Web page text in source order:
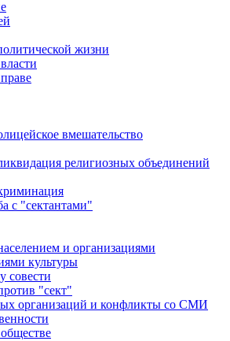
жизни
вмешательство
религиозных объединений
с "сектантами"
и организациями
культуры
совести
"сект"
организаций и конфликты со СМИ